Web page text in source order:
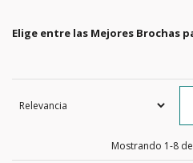
Elige entre las Mejores Brochas
Mostrando 1-8